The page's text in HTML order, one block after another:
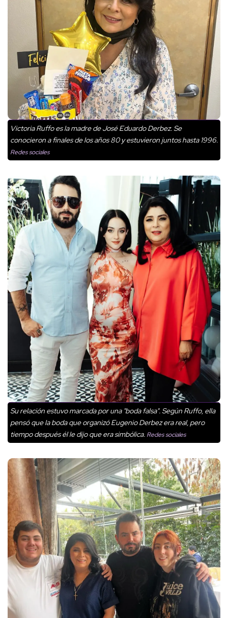
Victoria Ruffo es la madre de José Eduardo Derbez. Se
conocieron a finales de los años 80 y estuvieron juntos hasta 1996.
Redes sociales
Su relación estuvo marcada por una "boda falsa". Según Ruffo, ella
pensó que la boda que organizó Eugenio Derbez era real, pero
tiempo después él le dijo que era simbólica. Redes sociales